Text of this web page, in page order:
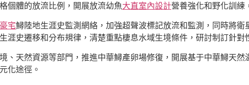
個體的放流比例，開展放流幼魚大直室內設計營養強化和野化訓練
宅鱘陸地生涯史監測網絡，加強超聲波標記放流和監測，同時將
涯史遷移和分布規律，清楚重點棲息水域生境條件，研討制訂針對
、天然資源等部門，推進中華鱘產卵場修復，開展基于中華鱘天
化途徑。